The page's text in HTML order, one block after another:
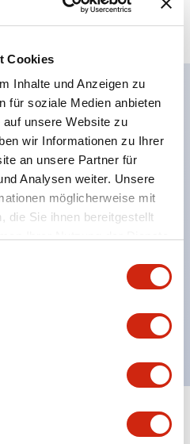
Cookies
Inhalte und Anzeigen zu
für soziale Medien anbieten
unsere Website zu
wir Informationen zu Ihrer
an unsere Partner für
Analysen weiter. Unsere
möglicherweise mit
die Sie ihnen bereitgestellt
explosionsgefährdeten
verfügbar